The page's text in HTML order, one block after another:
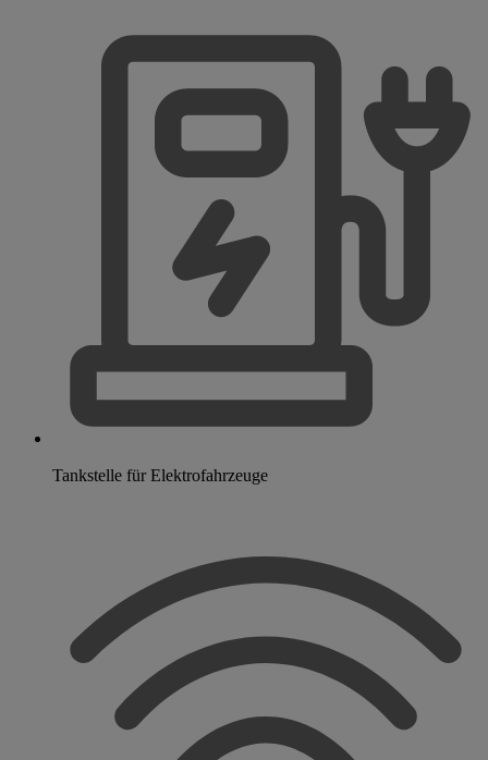
Tankstelle für Elektrofahrzeuge